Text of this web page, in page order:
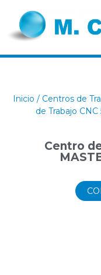
Inicio / Centros de
de Trabajo
Centro